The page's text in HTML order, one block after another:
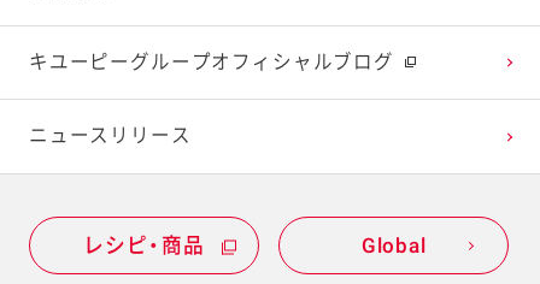
キユーピーグループオフィシャルブログ
ニュースリリース
レシピ・商品 Global